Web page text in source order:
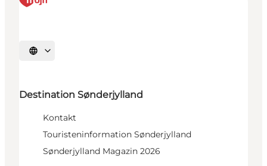
Sprache auswählen
Destination Sønderjylland
Kontakt
Touristeninformation Sønderjylland
Sønderjylland Magazin 2026